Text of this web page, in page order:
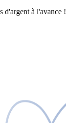
d'argent à l'avance !